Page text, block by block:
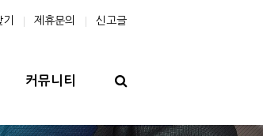
제휴문의 신고글
커뮤니티